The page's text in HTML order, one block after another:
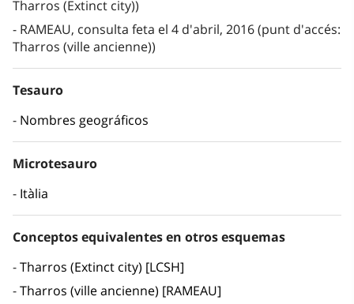
Tharros (Extinct city))
RAMEAU, consulta feta el 4 d'abril, 2016 (punt d'accés:
Tharros (ville ancienne))
Tesauro
Nombres geográficos
Microtesauro
Itàlia
Conceptos equivalentes en otros esquemas
Tharros (Extinct city) [LCSH]
Tharros (ville ancienne) [RAMEAU]